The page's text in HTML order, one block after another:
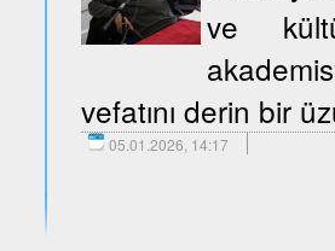
ve
vefatını derin bir
05.01.2026, 14:17